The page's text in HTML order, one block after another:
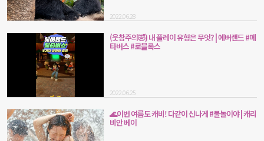
2022.06.28
(웃참주의🤣) 내 플레이 유형은 무엇? | 에버랜드 #메
타버스 #로블록스
2022.06.25
🌊이번 여름도 캐비! 다같이 신나게 #물놀이야 | 캐리
비안 베이